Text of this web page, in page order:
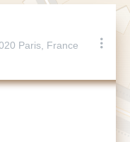
Paris, France